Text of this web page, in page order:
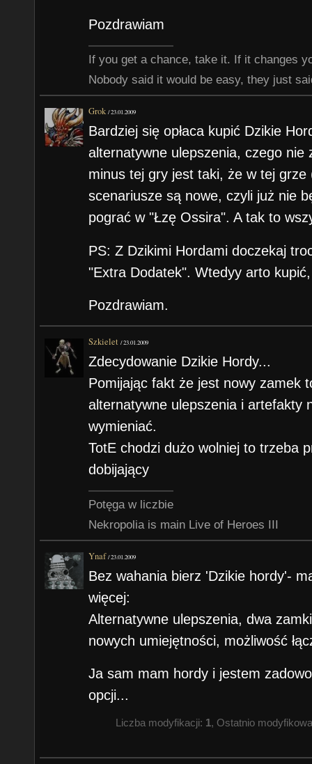
Pozdrawiam
If you get a chance, take it. If it changes
Nobody said it would be easy, they just
Grok /23.01.2009
Bardziej się opłaca kupić Dzikie
alternatywne ulepszenia, czego nie
minus tej gry jest taki, że w tej
scenariusze są nowe, czyli już nie
pograć w "Łzę Ossira". A tak to
PS: Z Dzikimi Hordami doczekaj
"Extra Dodatek". Wtedyy arto kupić,
Pozdrawiam.
Szkielet /23.01.2009
Zdecydowanie Dzikie Hordy...
Pomijając fakt że jest nowy zamek
alternatywne ulepszenia i artefakty
wymieniać.
TotE chodzi dużo wolniej to trzeba
dobijający
Potęga w liczbie
Nekropolia is main Live of Heroes III
Ynaf /23.01.2009
Bez wahania bierz 'Dzikie hordy'-
więcej:
Alternatywne ulepszenia, dwa
nowych umiejętności, możliwość
Ja sam mam hordy i jestem
opcji...
Liczba modyfikacji: 1, Ostatnio